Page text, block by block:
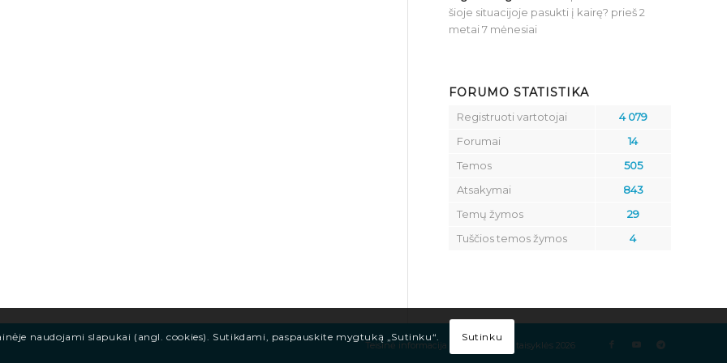
šioje situacijoje pasukti į kairę? prieš 2
metai 7 mėnesiai
FORUMO STATISTIKA
Registruoti vartotojai
4 079
Forumai
14
Temos
505
Atsakymai
843
Temų žymos
29
Tuščios temos žymos
4
Teisinė informacija Kelių eismo taisyklės 2026
naudojami slapukai (angl. cookies). Sutikdami, paspauskite mygtuką „Sutinku“. Sutinku